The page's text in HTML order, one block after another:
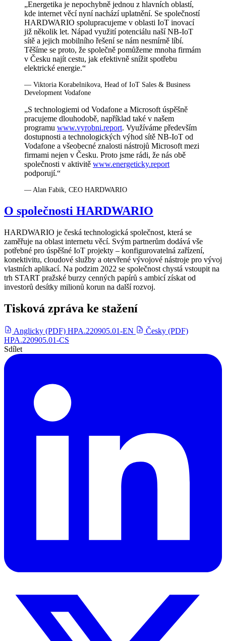
„Energetika je nepochybně jednou z hlavních oblastí,
kde internet věcí nyní nachází uplatnění. Se společností
HARDWARIO spolupracujeme v oblasti IoT inovací
již několik let. Nápad využití potenciálu naší NB-IoT
sítě a jejich mobilního řešení se nám nesmírně líbí.
Těšíme se proto, že společně pomůžeme mnoha firmám
v Česku najít cestu, jak efektivně snížit spotřebu
elektrické energie.“
— Viktoria Korabelnikova, Head of IoT Sales & Business
Development Vodafone
„S technologiemi od Vodafone a Microsoft úspěšně
pracujeme dlouhodobě, například také v našem
programu www.vyrobni.report. Využíváme především
dostupnosti a technologických výhod sítě NB-IoT od
Vodafone a všeobecné znalosti nástrojů Microsoft mezi
firmami nejen v Česku. Proto jsme rádi, že nás obě
společnosti v aktivitě www.energeticky.report
podporují.“
— Alan Fabik, CEO HARDWARIO
O společnosti HARDWARIO
HARDWARIO je česká technologická společnost, která se
zaměřuje na oblast internetu věcí. Svým partnerům dodává vše
potřebné pro úspěšné IoT projekty – konfigurovatelná zařízení,
konektivitu, cloudové služby a otevřené vývojové nástroje pro vývoj
vlastních aplikací. Na podzim 2022 se společnost chystá vstoupit na
trh START pražské burzy cenných papírů s ambicí získat od
investorů desítky milionů korun na další rozvoj.
Tisková zpráva ke stažení
Anglicky (PDF) HPA.220905.01-EN
Česky (PDF)
HPA.220905.01-CS
Sdílet